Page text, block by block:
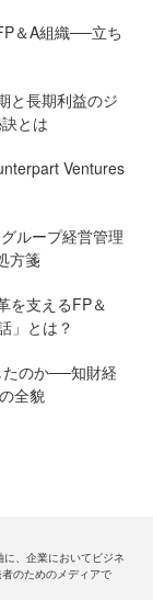
＆A組織──立ち
と長期利益のジ
とは
Ventures
ループ経営管理
方箋
を支えるFP＆
」とは？
たのか──知財経
全貌
、企業においてビジネ
のためのメディアで